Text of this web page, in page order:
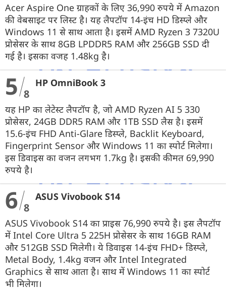
Acer Aspire One ग्राहकों के लिए 36,990 रुपये में Amazon
की वेबसाइट पर लिस्ट है। यह लैपटॉप 14-इंच HD डिस्प्ले और
Windows 11 से साथ आता है। इसमें AMD Ryzen 3 7320U
प्रोसेसर के साथ 8GB LPDDR5 RAM और 256GB SSD दी
गई है। इसका वजह 1.48kg है।
5 8
HP OmniBook 3
यह HP का लेटेस्ट लैपटॉप है, जो AMD Ryzen AI 5 330
प्रोसेसर, 24GB DDR5 RAM और 1TB SSD लैस है। इसमें
15.6-इंच FHD Anti-Glare डिस्प्ले, Backlit Keyboard,
Fingerprint Sensor और Windows 11 का स्पोर्ट मिलेगा।
इस डिवाइस का वजन लगभग 1.7kg है। इसकी कीमत 69,990
रुपये है।
6 8
ASUS Vivobook S14
ASUS Vivobook S14 का प्राइस 76,990 रुपये है। इस लैपटॉप
में Intel Core Ultra 5 225H प्रोसेसर के साथ 16GB RAM
और 512GB SSD मिलेगी। ये डिवाइस 14-इंच FHD+ डिस्प्ले,
Metal Body, 1.4kg वजन और Intel Integrated
Graphics से साथ आता है। साथ में Windows 11 का स्पोर्ट
भी मिलेगा।